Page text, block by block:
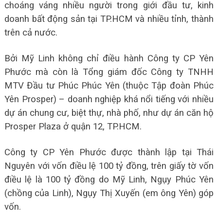
choáng váng nhiều người trong giới đầu tư, kinh
doanh bất động sản tại TP.HCM và nhiều tỉnh, thành
trên cả nước.
Bởi Mỹ Linh không chỉ điều hành Công ty CP Yên
Phước mà còn là Tổng giám đốc Công ty TNHH
MTV Đầu tư Phúc Phúc Yên (thuộc Tập đoàn Phúc
Yên Prosper) – doanh nghiệp khá nổi tiếng với nhiều
dự án chung cư, biệt thự, nhà phố, như dự án căn hộ
Prosper Plaza ở quận 12, TP.HCM.
Công ty CP Yên Phước được thành lập tại Thái
Nguyên với vốn điều lệ 100 tỷ đồng, trên giấy tờ vốn
điều lệ là 100 tỷ đồng do Mỹ Linh, Ngụy Phúc Yên
(chồng của Linh), Ngụy Thị Xuyến (em ông Yên) góp
vốn.